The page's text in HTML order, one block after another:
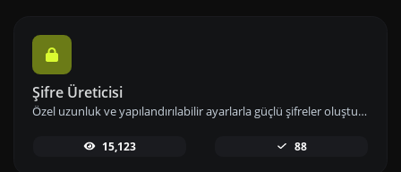
Şifre Üreticisi
Özel uzunluk ve yapılandırılabilir ayarlarla güçlü şifreler oluşturun. Sayılar, semboller, küçük ve büyük harf kombinasyonlarını kullanarak şifre güvenliğini artırın.
15,123 88